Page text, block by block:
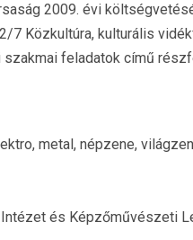
2009. évi
7 Közkultúra, kulturális
feladatok című
metal, népzene,
és Képzőművészeti